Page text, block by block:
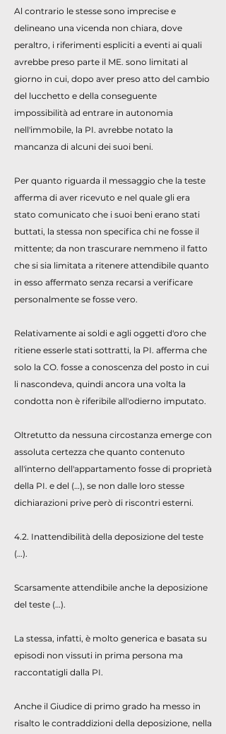
Al contrario le stesse sono imprecise e
delineano una vicenda non chiara, dove
peraltro, i riferimenti espliciti a eventi ai quali
avrebbe preso parte il ME. sono limitati al
giorno in cui, dopo aver preso atto del cambio
del lucchetto e della conseguente
impossibilità ad entrare in autonomia
nell'immobile, la PI. avrebbe notato la
mancanza di alcuni dei suoi beni.
Per quanto riguarda il messaggio che la teste
afferma di aver ricevuto e nel quale gli era
stato comunicato che i suoi beni erano stati
buttati, la stessa non specifica chi ne fosse il
mittente; da non trascurare nemmeno il fatto
che si sia limitata a ritenere attendibile quanto
in esso affermato senza recarsi a verificare
personalmente se fosse vero.
Relativamente ai soldi e agli oggetti d'oro che
ritiene esserle stati sottratti, la PI. afferma che
solo la CO. fosse a conoscenza del posto in cui
li nascondeva, quindi ancora una volta la
condotta non è riferibile all'odierno imputato.
Oltretutto da nessuna circostanza emerge con
assoluta certezza che quanto contenuto
all'interno dell'appartamento fosse di proprietà
della PI. e del (…), se non dalle loro stesse
dichiarazioni prive però di riscontri esterni.
4.2. Inattendibilità della deposizione del teste
(…).
Scarsamente attendibile anche la deposizione
del teste (…).
La stessa, infatti, è molto generica e basata su
episodi non vissuti in prima persona ma
raccontatigli dalla PI.
Anche il Giudice di primo grado ha messo in
risalto le contraddizioni della deposizione, nella